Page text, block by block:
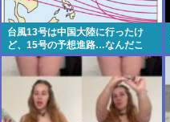
台風13号は中国大陸に行ったけ
ど、15号の予想進路…なんだこ
れ？ [8/8]